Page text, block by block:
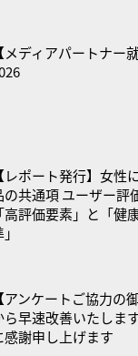
【メディアパートナー
【レポート発行】女性
の共通項 ユーザー評
「高評価要素」と「健
【アンケートご協力の
ら早速改善いたしま
感謝申し上げます